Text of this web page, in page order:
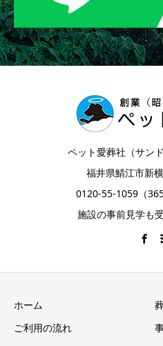
ペット愛葬社（サン
福井県鯖江市新
0120-55-1059（
施設の事前見学も
ホーム
ご利用の流れ